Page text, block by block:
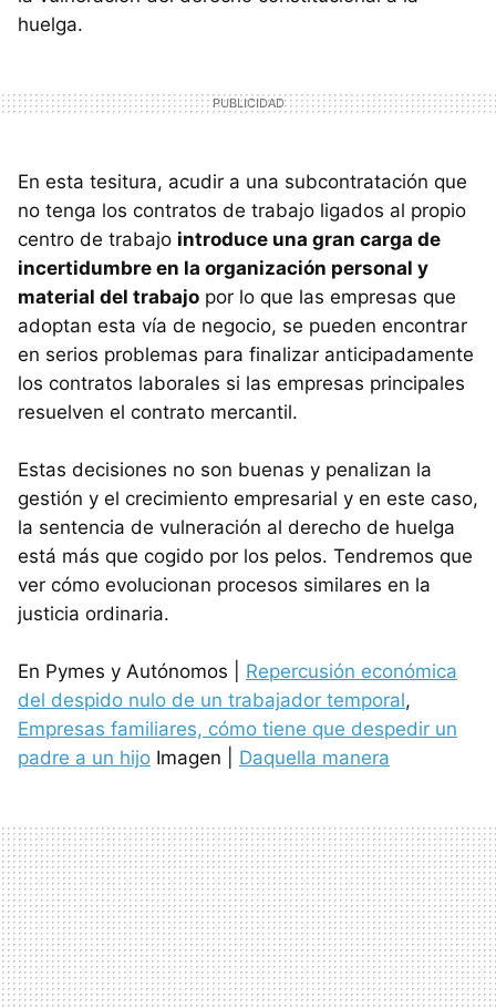
huelga.
En esta tesitura, acudir a una subcontratación que
no tenga los contratos de trabajo ligados al propio
centro de trabajo introduce una gran carga de
incertidumbre en la organización personal y
material del trabajo por lo que las empresas que
adoptan esta vía de negocio, se pueden encontrar
en serios problemas para finalizar anticipadamente
los contratos laborales si las empresas principales
resuelven el contrato mercantil.
Estas decisiones no son buenas y penalizan la
gestión y el crecimiento empresarial y en este caso,
la sentencia de vulneración al derecho de huelga
está más que cogido por los pelos. Tendremos que
ver cómo evolucionan procesos similares en la
justicia ordinaria.
En Pymes y Autónomos | Repercusión económica
del despido nulo de un trabajador temporal,
Empresas familiares, cómo tiene que despedir un
padre a un hijo Imagen | Daquella manera